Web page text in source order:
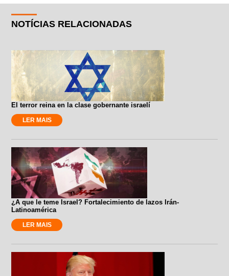
NOTÍCIAS RELACIONADAS
El terror reina en la clase gobernante israelí
LER MAIS
¿A que le teme Israel? Fortalecimiento de lazos Irán-
Latinoamérica
LER MAIS